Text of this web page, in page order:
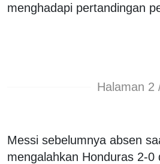
menghadapi pertandingan
Halaman 2
Messi sebelumnya absen
mengalahkan Honduras 2-0